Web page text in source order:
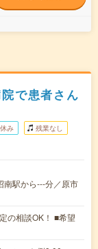
で患者さん
み 残業なし
南駅から---分／原市
の相談OK！ ■希望